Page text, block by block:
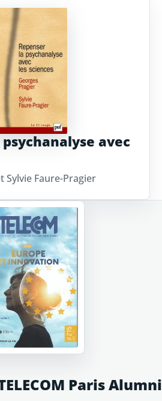
avec
Sylvie Faure-Pragier
Paris Alumni